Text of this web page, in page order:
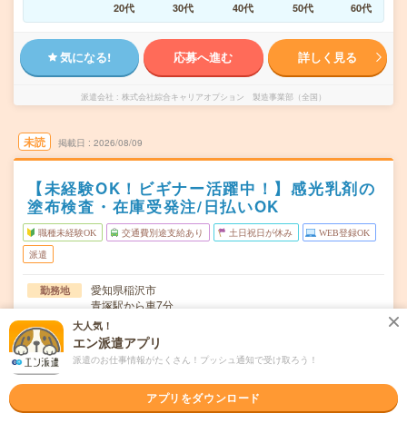
20代
30代 40代 50代 60代
気になる! 応募へ進む 詳しく見る
派遣会社 株式会社綜合キャリアオプション 製造事業部（全国）
未読 掲載日 2026/08/09
【未経験OK！ビギナー活躍中！】感光乳剤の
塗布検査・在庫受発注/日払いOK
職種未経験OK 交通費別途支給あり 土日祝日が休み WEB登録OK
派遣
勤務地
愛知県稲沢市
青塚駅から車7分
曜日頻度 月～金
時間 09:00～17:30
長期でお仕事できる方、大歓迎！
大人気！
エン派遣アプリ
派遣のお仕事情報がたくさん！プッシュ通知で受け取ろう！
アプリをダウンロード